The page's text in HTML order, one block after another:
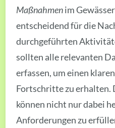
Maßnahmenim
entscheidend für die
durchgeführten
sollten alle relevanten
erfassen, um einen
Fortschritte zu erhalten.
können nicht nur dabei
Anforderungen zu